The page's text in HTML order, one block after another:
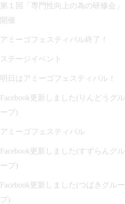
第１回「専門性向上の為の研修会」
開催
アミーゴフェスティバル終了！
ステージイベント
明日はアミーゴフェスティバル！
Facebook更新しました(りんどうグル
ープ)
アミーゴフェスティバル
Facebook更新しました(すずらんグル
ープ)
Facebook更新しました(つばきグルー
プ)